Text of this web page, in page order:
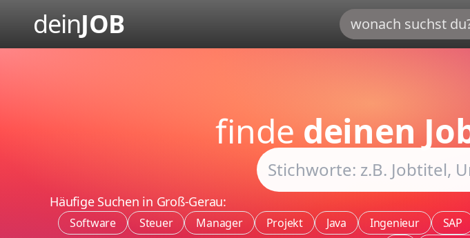
deinJOB
finde deinen
Häufige Suchen in Groß-Gerau:
Software Steuer Manager Projekt Java Ingenieur SAP